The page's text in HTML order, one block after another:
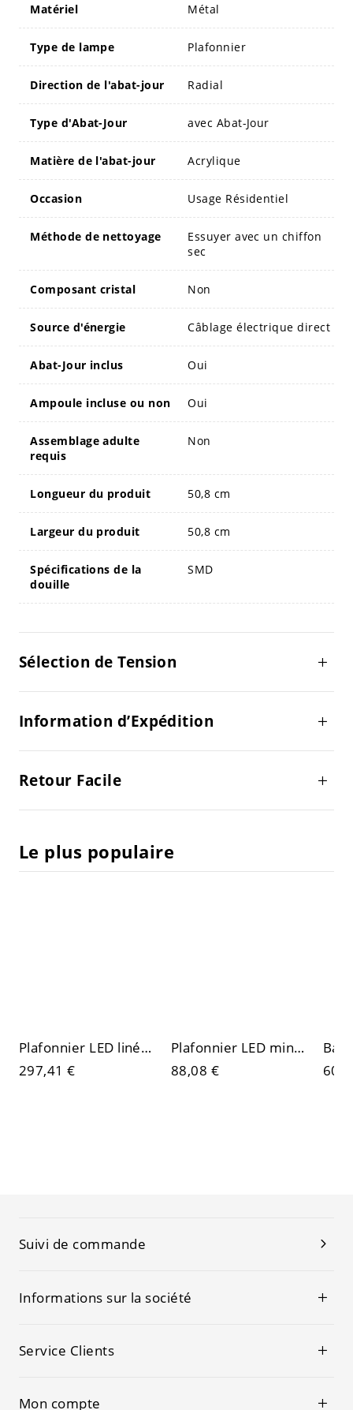
Matériel Métal
Type de lampe Plafonnier
Direction de l'abat-jour Radial
Type d'Abat-Jour avec Abat-Jour
Matière de l'abat-jour Acrylique
Occasion Usage Résidentiel
Méthode de nettoyage
Essuyer avec un chiffon
sec
Composant cristal Non
Source d'énergie Câblage électrique direct
Abat-Jour inclus Oui
Ampoule incluse ou non Oui
Assemblage adulte
requis
Non
Longueur du produit 50,8 cm
Largeur du produit 50,8 cm
Spécifications de la
douille
SMD
Sélection de Tension
Information d’Expédition
Retour Facile
Le plus populaire
Plafonnier LED linéaire Japandi, lampe de plafond minimaliste en travertin ou noyer
297,41 €
Plafonnier LED minimaliste ultra-fin encastré, profil bas 0,4 pouce, luminaire géométrique
88,08 €
Suivi de commande
Informations sur la société
Service Clients
Mon compte